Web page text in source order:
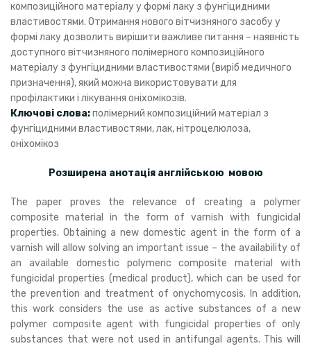
композиційного матеріалу у формі лаку з фунгіцидними
властивостями. Отримання нового вітчизняного засобу у
формі лаку дозволить вирішити важливе питання – наявність
доступного вітчизняного полімерного композиційного
матеріалу з фунгіцидними властивостями (виріб медичного
призначення), який можна використовувати для
профілактики і лікування оніхомікозів.
Ключові слова:полімерний композиційний матеріал з
фунгіцидними властивостями, лак, нітроцелюлоза,
оніхомікоз
Розширена анотація англійською мовою
The paper proves the relevance of creating a polymer
composite material in the form of varnish with fungicidal
properties. Obtaining a new domestic agent in the form of a
varnish will allow solving an important issue – the availability of
an available domestic polymeric composite material with
fungicidal properties (medical product), which can be used for
the prevention and treatment of onychomycosis. In addition,
this work considers the use as active substances of a new
polymer composite agent with fungicidal properties of only
substances that were not used in antifungal agents. This will